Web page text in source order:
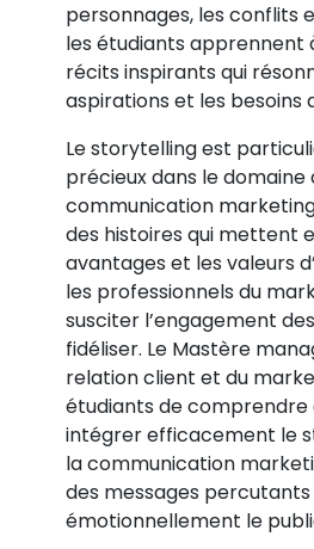
personnages, les conflits
les étudiants apprennent
récits inspirants qui
aspirations et les besoins
Le storytelling est
précieux dans le domaine
communication
des histoires qui mettent
avantages et les valeurs
les professionnels du
susciter l’engagement
fidéliser. Le Mastère
relation client et du
étudiants de
intégrer efficacement le
la communication
des messages
émotionnellement le